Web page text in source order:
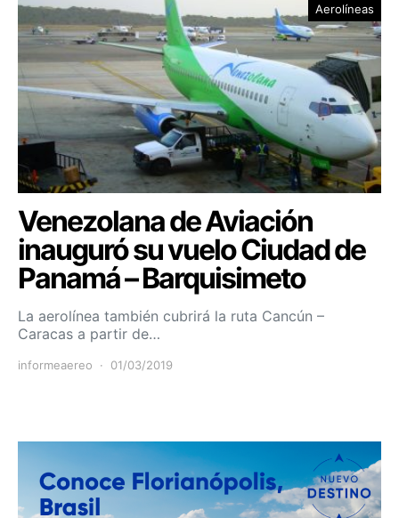
Aerolíneas
Venezolana de Aviación
inauguró su vuelo Ciudad de
Panamá – Barquisimeto
La aerolínea también cubrirá la ruta Cancún –
Caracas a partir de…
informeaereo 01/03/2019